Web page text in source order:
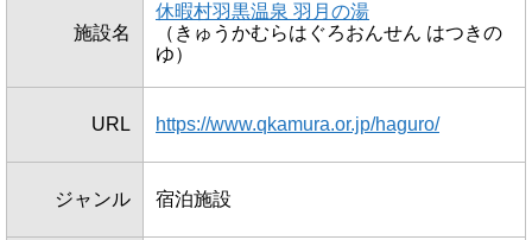
施設名
休暇村羽黒温泉 羽月の湯
（きゅうかむらはぐろおんせん はつきの
ゆ）
URL https://www.qkamura.or.jp/haguro/
ジャンル 宿泊施設